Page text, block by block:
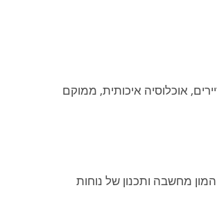
3 מעליות, שוט אשפה, חדר דיירים, אוכלוסיה איכותית, ממוקם
מחשבה ותכנון של נוחות